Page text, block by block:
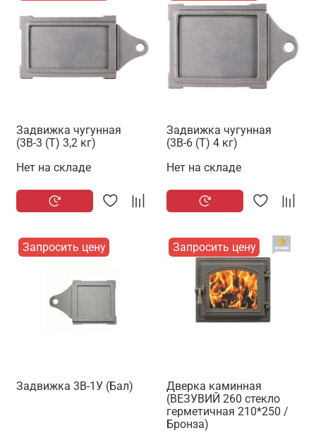
Задвижка чугунная
(3В-3 (Т) 3,2 кг)
Нет на складе
Задвижка чугунная
(3В-6 (Т) 4 кг)
Нет на складе
Запросить цену
Задвижка 3В-1У (Бал)
Запросить цену
Дверка каминная
(ВЕЗУВИЙ 260 стекло
герметичная 210*250 /
Бронза)